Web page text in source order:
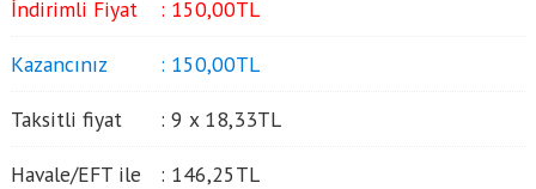
İndirimli Fiyat : 150,00TL
Kazancınız : 150,00TL
Taksitli fiyat : 9 x 18,33TL
Havale/EFT ile : 146,25TL